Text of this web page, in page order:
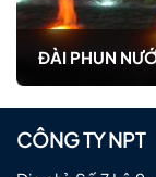
ĐÀI PHUN
CÔNG TY NPT